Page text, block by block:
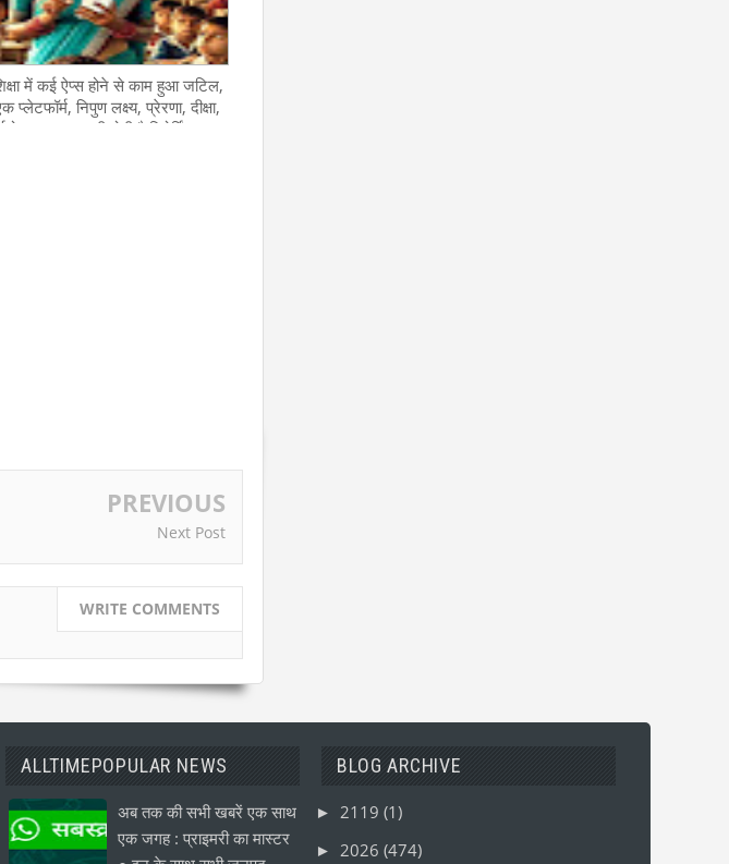
में कई ऐप्स होने से काम हुआ जटिल,
प्लेटफॉर्म, निपुण लक्ष्य, प्रेरणा, दीक्षा,
सब पर करनी होती है रिपोर्टिंग
PREVIOUS
Next Post
WRITE COMMENTS
ALLTIMEPOPULAR NEWS
अब तक की सभी खबरें एक साथ
एक जगह : प्राइमरी का मास्टर
BLOG ARCHIVE
► 2119(1)
► 2026(474)